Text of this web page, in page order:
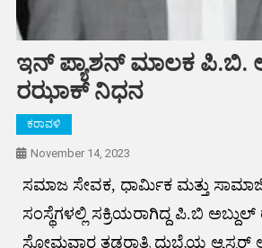
ಇನ್ ಪ್ಯಾಶನ್ ಮಾಲಕ ಪಿ.ಬಿ.
ರಝಾಕ್ ನಿಧನ
ಕರಾವಳಿ
November 14, 2023
ಸಮಾಜ ಸೇವಕ, ಧಾರ್ಮಿಕ ಮತ್ತು
ಸಂಸ್ಥೆಗಳಲ್ಲಿ ಸಕ್ರಿಯರಾಗಿದ್ದ ಪಿ.ಬಿ
ಸೋಮವಾರ ತಡರಾತ್ರಿ ದುಬೈಯ ಆ್ಯಸ್ಟ‌ರ್